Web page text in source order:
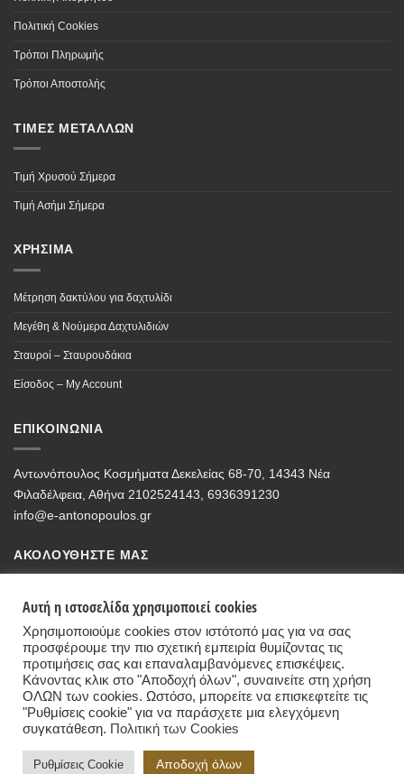
Πολιτική Cookies
Τρόποι Πληρωμής
Τρόποι Αποστολής
ΤΙΜΕΣ ΜΕΤΑΛΛΩΝ
Τιμή Χρυσού Σήμερα
Τιμή Ασήμι Σήμερα
ΧΡΗΣΙΜΑ
Μέτρηση δακτύλου για δαχτυλίδι
Μεγέθη & Νούμερα Δαχτυλιδιών
Σταυροί – Σταυρουδάκια
Είσοδος – My Account
ΕΠΙΚΟΙΝΩΝΙΑ
Αντωνόπουλος Κοσμήματα Δεκελείας 68-70, 14343 Νέα
Φιλαδέλφεια, Αθήνα 2102524143, 6936391230
info@e-antonopoulos.gr
ΑΚΟΛΟΥΘΗΣΤΕ ΜΑΣ
Antonopoulos Jewelry Store
68-70, Dekelias Str, 14343 Nea Filadelfia, Athens
Αυτή η ιστοσελίδα χρησιμοποιεί cookies
Χρησιμοποιούμε cookies στον ιστότοπό μας για να σας
προσφέρουμε την πιο σχετική εμπειρία θυμίζοντας τις
προτιμήσεις σας και επαναλαμβανόμενες επισκέψεις.
Κάνοντας κλικ στο "Αποδοχή όλων", συναινείτε στη χρήση
ΟΛΩΝ των cookies. Ωστόσο, μπορείτε να επισκεφτείτε τις
"Ρυθμίσεις cookie" για να παράσχετε μια ελεγχόμενη
συγκατάθεση. Πολιτική των Cookies
Ρυθμίσεις Cookie Αποδοχή όλων